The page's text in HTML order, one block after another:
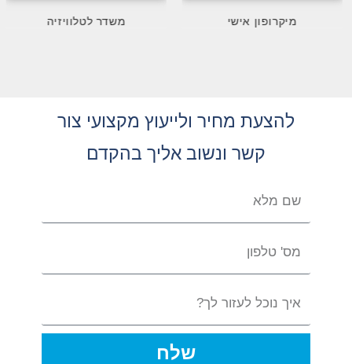
מיקרופון אישי משדר לטלוויזיה
להצעת מחיר ולייעוץ מקצועי צור
קשר ונשוב אליך בהקדם
שלח